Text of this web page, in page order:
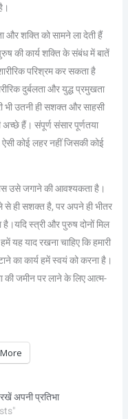
और शक्ति को सामने ला देती हैं
की कार्य शक्ति के संबंध में बातें
परिश्रम कर सकता है
दुर्बलता और युद्ध प्रमुखता
उतनी ही सशक्त और साहसी
हैं। संपूर्ण संसार पूर्णतया
कोई लहर नहीं जिसकी कोई
उसे जगाने की आवश्यकता है।
से ही सशक्त है, पर अपने ही भीतर
स्त्री और पुरुष दोनों मिल
याद रखना चाहिए कि हमारी
कार्य हमें स्वयं को करना है।
की जमीन पर लाने के लिए आत्म-
More
अपनी प्रतिभा